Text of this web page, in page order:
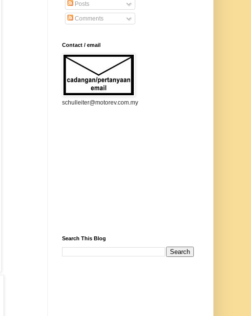
Posts
Comments
Contact / email
schulleiter@motorev.com.my
Search This Blog